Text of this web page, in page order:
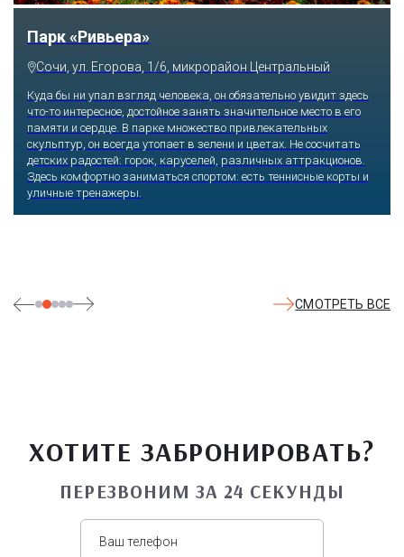
Парк «Ривьера»
Сочи, ул. Егорова, 1/6, микрорайон Центральный
Куда бы ни упал взгляд человека, он обязательно увидит здесь
что-то интересное, достойное занять значительное место в его
памяти и сердце. В парке множество привлекательных
скульптур, он всегда утопает в зелени и цветах. Не сосчитать
детских радостей: горок, каруселей, различных аттракционов.
Здесь комфортно заниматься спортом: есть теннисные корты и
уличные тренажеры.
СМОТРЕТЬ ВСЕ
ХОТИТЕ ЗАБРОНИРОВАТЬ?
ПЕРЕЗВОНИМ ЗА 24 СЕКУНДЫ